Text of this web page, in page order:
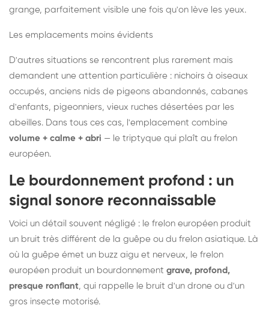
grange, parfaitement visible une fois qu'on lève les yeux.
Les emplacements moins évidents
D'autres situations se rencontrent plus rarement mais
demandent une attention particulière : nichoirs à oiseaux
occupés, anciens nids de pigeons abandonnés, cabanes
d'enfants, pigeonniers, vieux ruches désertées par les
abeilles. Dans tous ces cas, l'emplacement combine
volume + calme + abri — le triptyque qui plaît au frelon
européen.
Le bourdonnement profond : un
signal sonore reconnaissable
Voici un détail souvent négligé : le frelon européen produit
un bruit très différent de la guêpe ou du frelon asiatique. Là
où la guêpe émet un buzz aigu et nerveux, le frelon
européen produit un bourdonnement grave, profond,
presque ronflant, qui rappelle le bruit d'un drone ou d'un
gros insecte motorisé.